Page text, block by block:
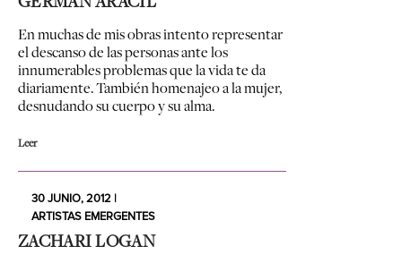
En muchas de mis obras intento representar
el descanso de las personas ante los
innumerables problemas que la vida te da
diariamente. También homenajeo a la mujer,
desnudando su cuerpo y su alma.
Leer
30 JUNIO, 2012 |
ARTISTAS EMERGENTES
ZACHARI LOGAN